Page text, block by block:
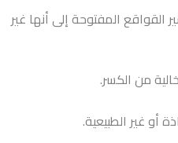
القواقع المفتوحة إلى أنها غير